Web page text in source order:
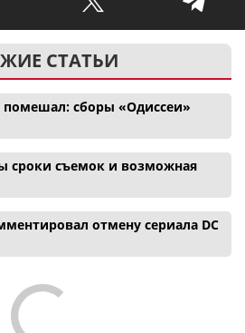
СТАТЬИ
помешал: сборы «Одиссеи»
сроки съемок и возможная
отмену сериала DC